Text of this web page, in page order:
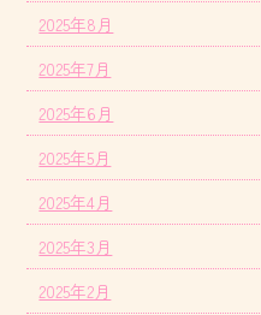
2025年8月
2025年7月
2025年6月
2025年5月
2025年4月
2025年3月
2025年2月